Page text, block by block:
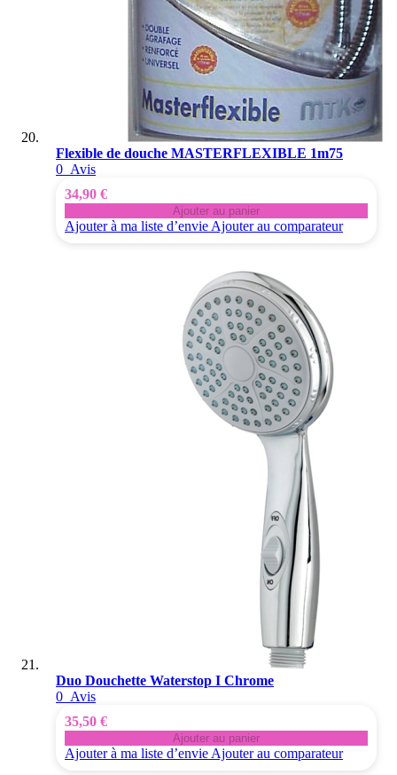
Flexible de douche MASTERFLEXIBLE 1m75
0 Avis
34,90 €
Ajouter au panier
Ajouter à ma liste d’envie Ajouter au comparateur
Duo Douchette Waterstop I Chrome
0 Avis
35,50 €
Ajouter au panier
Ajouter à ma liste d’envie Ajouter au comparateur